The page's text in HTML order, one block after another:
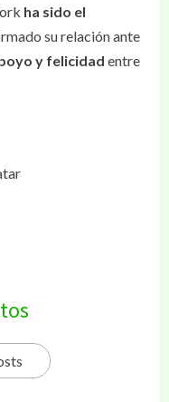
ha sido el
su relación ante
y felicidad entre